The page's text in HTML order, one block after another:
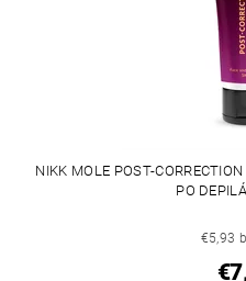
NIKK MOLE POST-
PO
€5,93